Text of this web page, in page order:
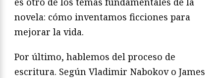
novela: cómo inventamos ficciones para
mejorar la vida.
Por último, hablemos del proceso de
escritura. Según Vladimir Nabokov o James